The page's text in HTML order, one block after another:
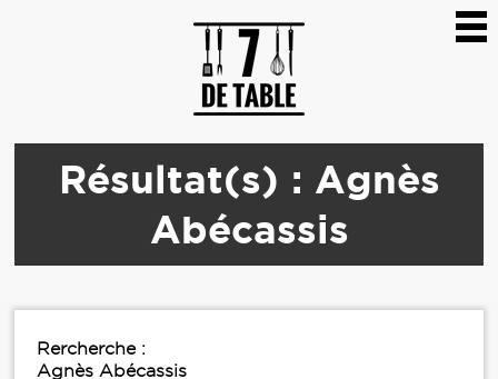
Résultat(s) : Agnès
Abécassis
Rercherche :
Agnès Abécassis